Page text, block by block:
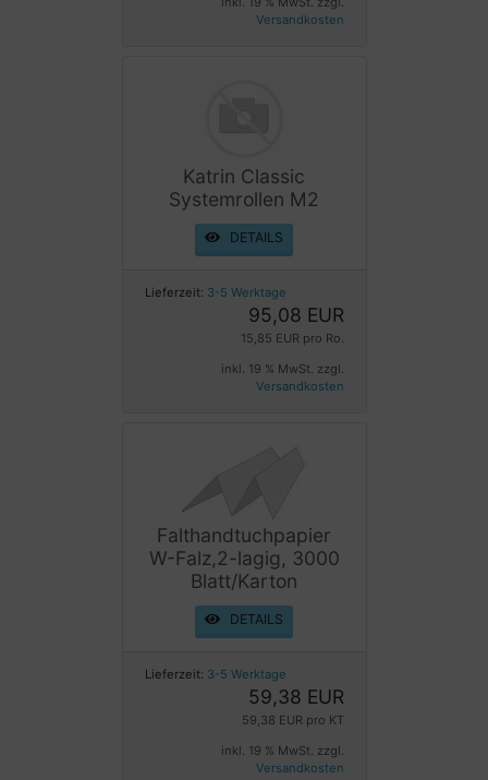
Versandkosten
Katrin Classic
Systemrollen M2
DETAILS
Lieferzeit: 3-5 Werktage
95,08 EUR
15,85 EUR pro Ro.
inkl. 19 % MwSt. zzgl.
Versandkosten
Falthandtuchpapier
W-Falz,2-lagig, 3000
Blatt/Karton
DETAILS
Lieferzeit: 3-5 Werktage
59,38 EUR
59,38 EUR pro KT
inkl. 19 % MwSt. zzgl.
Versandkosten